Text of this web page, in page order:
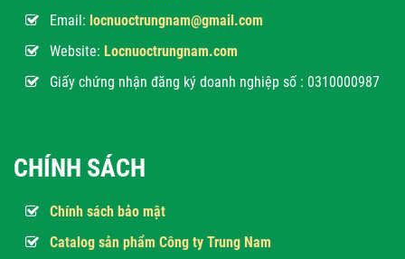
Email: locnuoctrungnam@gmail.com
Website: Locnuoctrungnam.com
Giấy chứng nhận đăng ký doanh nghiệp số : 0310000987
CHÍNH SÁCH
Chính sách bảo mật
Catalog sản phẩm Công ty Trung Nam